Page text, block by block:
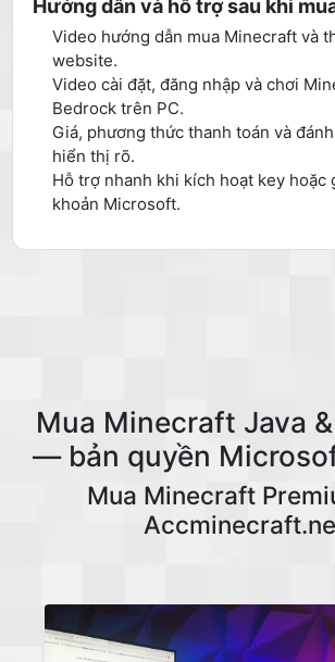
Hướng dẫn và hỗ trợ sau khi
Video hướng dẫn mua Minecraft và
website.
Video cài đặt, đăng nhập và chơi
Bedrock trên PC.
Giá, phương thức thanh toán và
hiển thị rõ.
Hỗ trợ nhanh khi kích hoạt key hoặc
khoản Microsoft.
Mua Minecraft Java
— bản quyền
Mua Minecraft